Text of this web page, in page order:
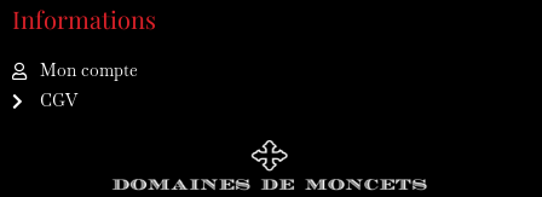
Informations
Mon compte
CGV